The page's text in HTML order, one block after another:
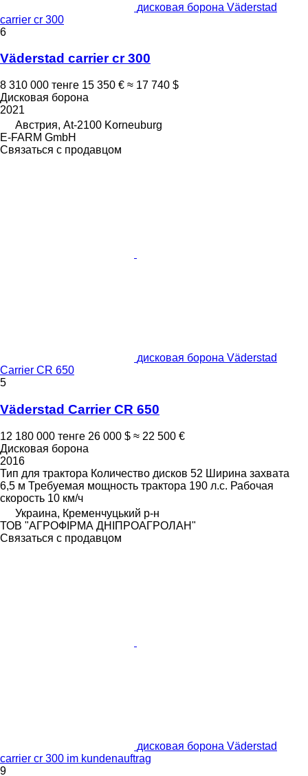
дисковая борона Väderstad
carrier cr 300
6
Väderstad carrier cr 300
8 310 000 тенге 15 350 € ≈ 17 740 $
Дисковая борона
2021
Австрия, At-2100 Korneuburg
E-FARM GmbH
Связаться с продавцом
дисковая борона Väderstad
Carrier CR 650
5
Väderstad Carrier CR 650
12 180 000 тенге 26 000 $ ≈ 22 500 €
Дисковая борона
2016
Тип для трактора Количество дисков 52 Ширина захвата
6,5 м Требуемая мощность трактора 190 л.с. Рабочая
скорость 10 км/ч
Украина, Кременчуцький р-н
ТОВ "АГРОФІРМА ДНІПРОАГРОЛАН"
Связаться с продавцом
дисковая борона Väderstad
carrier cr 300 im kundenauftrag
9